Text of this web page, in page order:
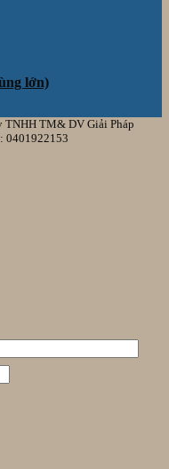
lớn)
TNHH TM& DV Giải Pháp
0401922153